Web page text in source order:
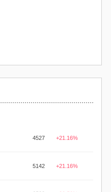
4527 +21.16%
5142 +21.16%